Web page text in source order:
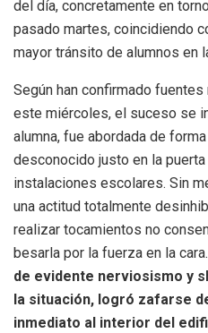
del día, concretamente en
pasado martes, coincidiendo
mayor tránsito de alumnos en
Según han confirmado
este miércoles, el suceso se
alumna, fue abordada de
desconocido justo en la
instalaciones escolares. Sin
una actitud totalmente
realizar tocamientos no
besarla por la fuerza en la cara.
de evidente nerviosismo y
la situación, logró zafarse
inmediato al interior del